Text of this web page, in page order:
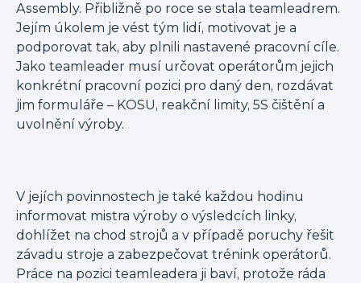
Assembly. Přibližně po roce se stala teamleadrem.
Jejím úkolem je vést tým lidí, motivovat je a
podporovat tak, aby plnili nastavené pracovní cíle.
Jako teamleader musí určovat operátorům jejich
konkrétní pracovní pozici pro daný den, rozdávat
jim formuláře – KOSU, reakční limity, 5S čištění a
uvolnění výroby.
V jejích povinnostech je také každou hodinu
informovat mistra výroby o výsledcích linky,
dohlížet na chod strojů a v případě poruchy řešit
závadu stroje a zabezpečovat trénink operátorů.
Práce na pozici teamleadera ji baví, protože ráda